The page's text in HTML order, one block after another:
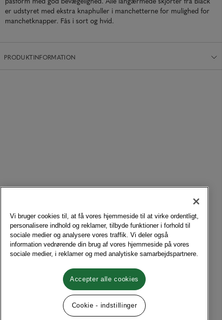
er udstyret med ekstra knaphuller i manchetterne for mulighed for
manchetknapper. Fås i sort og hvid.
PRODUKTINFORMATION
Vi bruger cookies til, at få vores hjemmeside til at virke ordentligt,
personalisere indhold og reklamer, tilbyde funktioner i forhold til
sociale medier og analysere vores traffik. Vi deler også
information vedrørende din brug af vores hjemmeside på vores
sociale medier, i reklamer og med analytiske samarbejdspartnere.
Accepter alle cookies
Cookie - indstillinger